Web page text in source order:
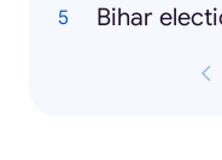
Bihar